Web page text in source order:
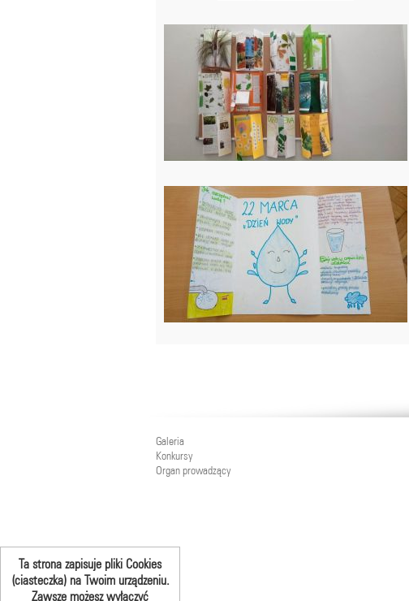
Ta strona zapisuje pliki Cookies
(ciasteczka) na Twoim urządzeniu.
Zawsze możesz wyłączyć
Galeria
Konkursy
Organ prowadzący